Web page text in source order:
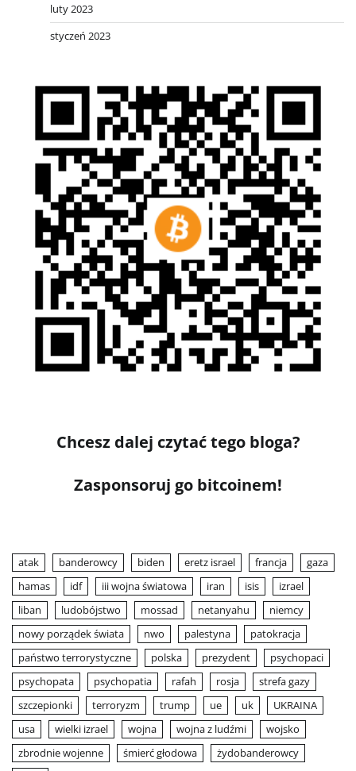
luty 2023
styczeń 2023
Chcesz dalej czytać tego bloga?
Zasponsoruj go bitcoinem!
atak banderowcy biden eretz israel francja
gaza
hamas
idf iii wojna światowa iran isis
izrael
liban
ludobójstwo mossad netanyahu
niemcy
nowy porządek świata
nwo palestyna
patokracja
państwo terrorystyczne
polska prezydent
psychopaci
psychopata
psychopatia rafah rosja
strefa gazy
szczepionki
terroryzm trump ue uk
UKRAINA
usa
wielki izrael wojna wojna z ludźmi
wojsko
zbrodnie wojenne
śmierć głodowa
żydobanderowcy